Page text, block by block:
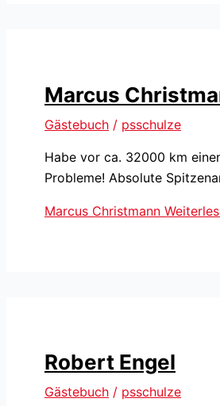
Marcus
Gästebuch / psschulze
Habe vor ca. 32000 km
Probleme! Absolute
Marcus Christmann
Robert Engel
Gästebuch / psschulze